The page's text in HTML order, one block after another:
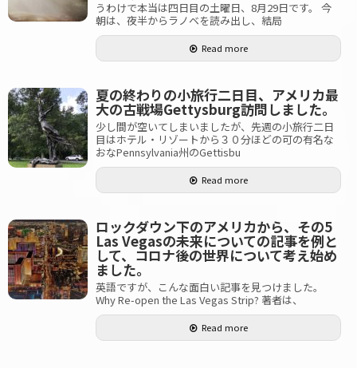
うわけで本当は四日目の土曜日、8月29日です。 今
朝は、夜半からラノベを読み出し、結局
Read more
夏の終わりの小旅行二日目、アメリカ最
大の古戦場Gettysburg訪問しました。
少し間が空いてしまいましたが、先週の小旅行二日
目はホテル・リゾートから３０分ほどの可の有名な
おなPennsylvania州のGettisbu
Read more
ロックダウン下のアメリカから、その5
Las Vegasの未来についての記事を例と
して、コロナ後の世界について考え始め
ました。
英語ですが、こんな面白い記事を見つけました。
Why Re-open the Las Vegas Strip? 著者は、
Read more